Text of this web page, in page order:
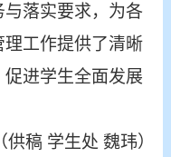
落实要求，为各
工作提供了清晰
进学生全面发展
（供稿 学生处 魏玮）